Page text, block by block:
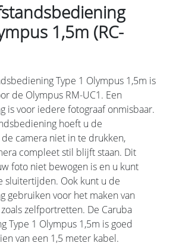
1,5m (RC-
Type 1 Olympus 1,5m is
de Olympus RM-UC1. Een
is voor iedere fotograaf onmisbaar.
hoeft u de
camera niet in te drukken,
compleet stil blijft staan. Dit
foto niet bewogen is en u kunt
sluitertijden. Ook kunt u de
gebruiken voor het maken van
zelfportretten. De Caruba
Type 1 Olympus 1,5m is goed
van een 1,5 meter kabel.